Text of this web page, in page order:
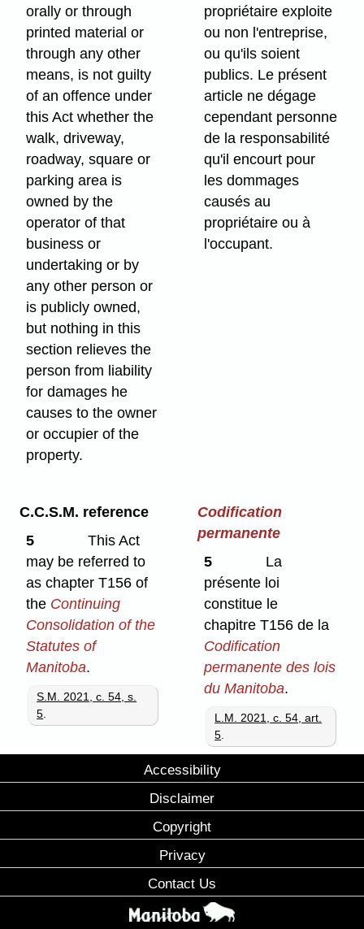
orally or through
printed material or
through any other
means, is not guilty
of an offence under
this Act whether the
walk, driveway,
roadway, square or
parking area is
owned by the
operator of that
business or
undertaking or by
any other person or
is publicly owned,
but nothing in this
section relieves the
person from liability
for damages he
causes to the owner
or occupier of the
property.
propriétaire exploite
ou non l'entreprise,
ou qu'ils soient
publics. Le présent
article ne dégage
cependant personne
de la responsabilité
qu'il encourt pour
les dommages
causés au
propriétaire ou à
l'occupant.
C.C.S.M. reference
5
This Act
may be referred to
as chapter T156 of
the Continuing
Consolidation of the
Statutes of
Manitoba.
S.M. 2021, c. 54, s.
5
Codification
permanente
5
La
présente loi
constitue le
chapitre T156 de la
Codification
permanente des lois
du Manitoba.
L.M. 2021, c. 54, art.
5
Accessibility
Disclaimer
Copyright
Privacy
Contact Us